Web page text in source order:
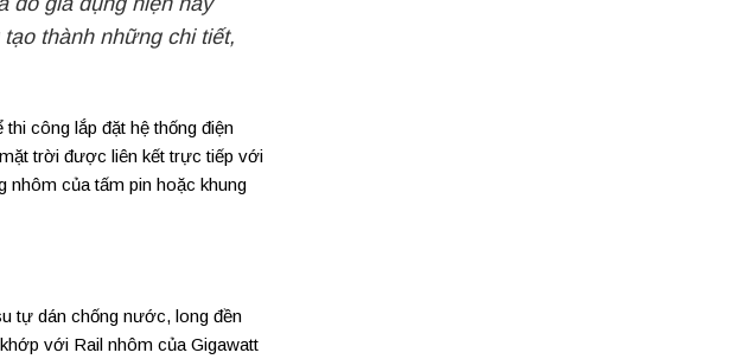
thành những chi tiết,
công lắp đặt hệ thống điện
trời được liên kết trực tiếp với
nhôm của tấm pin hoặc khung
tự dán chống nước, long đền
với Rail nhôm của Gigawatt